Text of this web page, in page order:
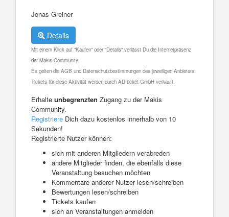
Jonas Greiner
Details
Mit einem Klick auf "Kaufen" oder "Details" verlässt Du die Internetpräsenz
der Makis Community.
Es gelten die AGB und Datenschutzbestimmungen des jeweiligen Anbieters.
Tickets für diese Aktivität werden durch AD ticket GmbH verkauft.
Erhalte unbegrenzten Zugang zu der Makis
Community.
Registriere Dich dazu kostenlos innerhalb von 10
Sekunden!
Registrierte Nutzer können:
sich mit anderen Mitgliedern verabreden
andere Mitglieder finden, die ebenfalls diese
Veranstaltung besuchen möchten
Kommentare anderer Nutzer lesen/schreiben
Bewertungen lesen/schreiben
Tickets kaufen
sich an Veranstaltungen anmelden